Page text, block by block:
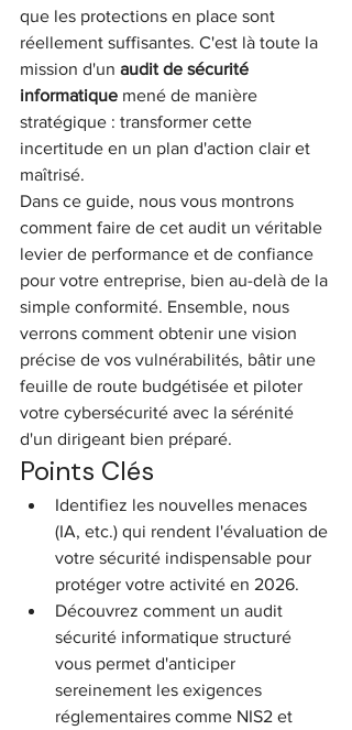
que les protections en place sont
réellement suffisantes. C'est là toute la
mission d'un audit de sécurité
informatique mené de manière
stratégique : transformer cette
incertitude en un plan d'action clair et
maîtrisé.
Dans ce guide, nous vous montrons
comment faire de cet audit un véritable
levier de performance et de confiance
pour votre entreprise, bien au-delà de la
simple conformité. Ensemble, nous
verrons comment obtenir une vision
précise de vos vulnérabilités, bâtir une
feuille de route budgétisée et piloter
votre cybersécurité avec la sérénité
d'un dirigeant bien préparé.
Points Clés
Identifiez les nouvelles menaces
(IA, etc.) qui rendent l'évaluation de
votre sécurité indispensable pour
protéger votre activité en 2026.
Découvrez comment un audit
sécurité informatique structuré
vous permet d'anticiper
sereinement les exigences
réglementaires comme NIS2 et